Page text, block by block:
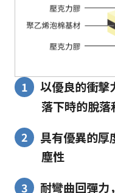
以優良的衝擊
落下時的脫落
具有優異的厚
塵性
耐彎曲回彈力